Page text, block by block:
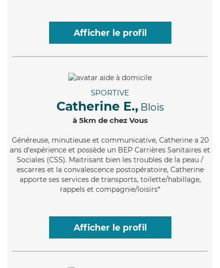
Afficher le profil
SPORTIVE
Catherine E., Blois
à 5km de chez Vous
Généreuse, minutieuse et communicative, Catherine a 20
ans d'expérience et possède un BEP Carrières Sanitaires et
Sociales (CSS). Maitrisant bien les troubles de la peau /
escarres et la convalescence postopératoire, Catherine
apporte ses services de transports, toilette/habillage,
rappels et compagnie/loisirs*
Afficher le profil